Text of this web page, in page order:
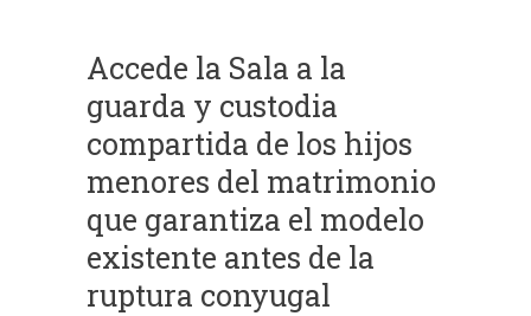
Accede la Sala a la
guarda y custodia
compartida de los hijos
menores del matrimonio
que garantiza el modelo
existente antes de la
ruptura conyugal